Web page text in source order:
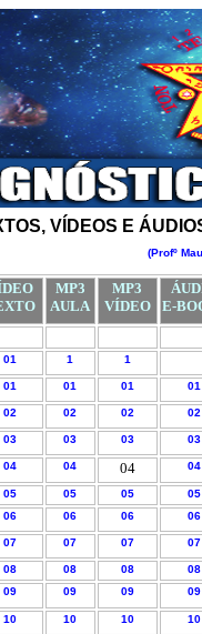
VÍDEOS E
(Profº
MP3
AULA
MP3
VÍDEO
E-
01 1 1
01 01 01 01
02 02 02 02
03 03 03 03
04 04 04 04
05 05 05 05
06 06 06 06
07 07 07 07
08 08 08 08
09 09 09 09
10 10 10 10